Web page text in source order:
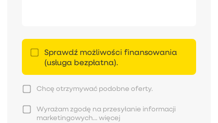
Sprawdź możliwości finansowania
(usługa bezpłatna).
Chcę otrzymywać podobne oferty.
Wyrażam zgodę na przesyłanie informacji
marketingowych...więcej